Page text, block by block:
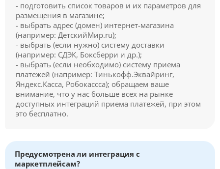
- подготовить список товаров и их параметров для
размещения в магазине;
- выбрать адрес (домен) интернет-магазина
(например: ДетскийМир.ru);
- выбрать (если нужно) систему доставки
(например: СДЭК, Боксберри и др.);
- выбрать (если необходимо) систему приема
платежей (например: Тинькофф.Эквайринг,
Яндекс.Касса, Робокассса); обращаем ваше
внимание, что у нас больше всех на рынке
доступных интеграций приема платежей, при этом
это бесплатно.
Предусмотрена ли интеграция с
маркетплейсам?